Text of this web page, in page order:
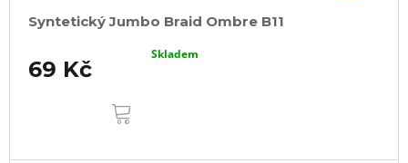
Syntetický Jumbo Braid Ombre B11
69 Kč
Skladem